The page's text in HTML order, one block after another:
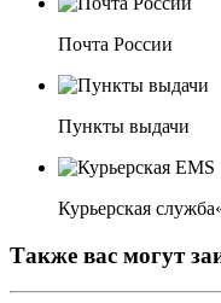
Почта России
Пункты выдачи
Курьерская
Также вас могут